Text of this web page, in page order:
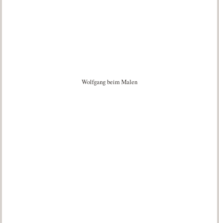
Wolfgang beim Malen